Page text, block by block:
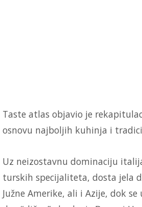
Taste atlas objavio je
osnovu najboljih kuhinja i
Uz neizostavnu dominaciju
turskih specijaliteta, dosta jela
Južne Amerike, ali i Azije, dok